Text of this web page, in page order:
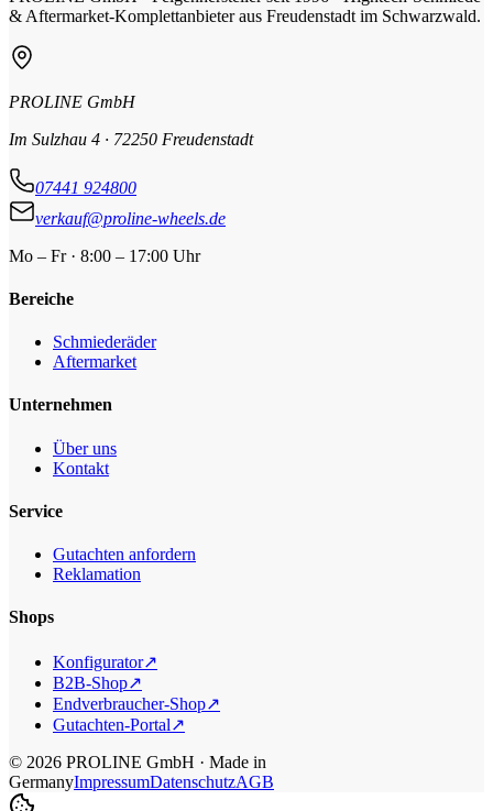
& Aftermarket-Komplettanbieter aus Freudenstadt im Schwarzwald.
PROLINE GmbH
Im Sulzhau 4 · 72250 Freudenstadt
07441 924800
verkauf@proline-wheels.de
Mo – Fr · 8:00 – 17:00 Uhr
Bereiche
Schmiederäder
Aftermarket
Unternehmen
Über uns
Kontakt
Service
Gutachten anfordern
Reklamation
Shops
Konfigurator↗
B2B-Shop↗
Endverbraucher-Shop↗
Gutachten-Portal↗
© 2026 PROLINE GmbH · Made in
GermanyImpressumDatenschutzAGB